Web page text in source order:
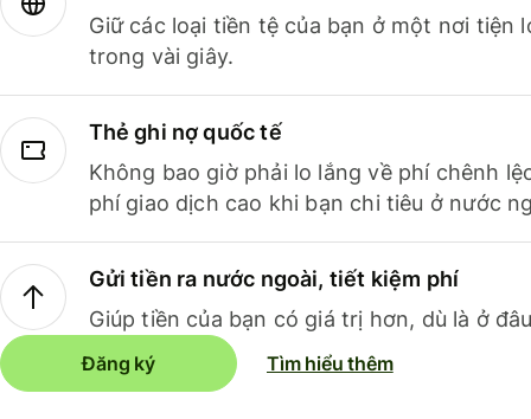
Giữ các loại tiền tệ của bạn ở một nơi tiện
trong vài giây.
Thẻ ghi nợ quốc tế
Không bao giờ phải lo lắng về phí chênh
phí giao dịch cao khi bạn chi tiêu ở nước
Gửi tiền ra nước ngoài, tiết kiệm phí
Giúp tiền của bạn có giá trị hơn, dù là ở
Đăng ký Tìm hiểu thêm